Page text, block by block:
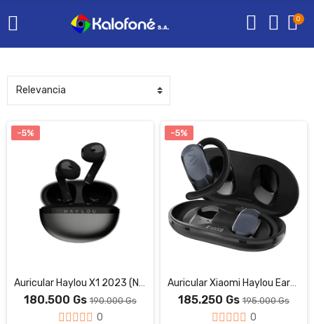
0
-5%
Auricular Haylou X1 2023 (Negro)
180.500 Gs 190.000 Gs
0
-5%
Auricular Xiaomi Haylou Earhook 1 0W02 Negro
185.250 Gs 195.000 Gs
0